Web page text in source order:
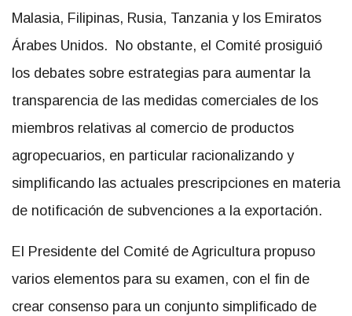
Malasia, Filipinas, Rusia, Tanzania y los Emiratos
Árabes Unidos. No obstante, el Comité prosiguió
los debates sobre estrategias para aumentar la
transparencia de las medidas comerciales de los
miembros relativas al comercio de productos
agropecuarios, en particular racionalizando y
simplificando las actuales prescripciones en materia
de notificación de subvenciones a la exportación.
El Presidente del Comité de Agricultura propuso
varios elementos para su examen, con el fin de
crear consenso para un conjunto simplificado de